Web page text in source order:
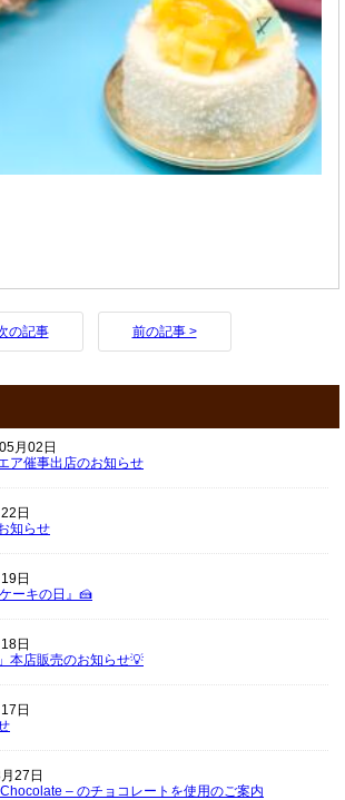
の記事 前の記事 >
月02日
ア催事出店のお知らせ
日
知らせ
日
ーキの日』🍰
日
本店販売のお知らせ💡
日
27日
– のチョコレートを使用のご案内